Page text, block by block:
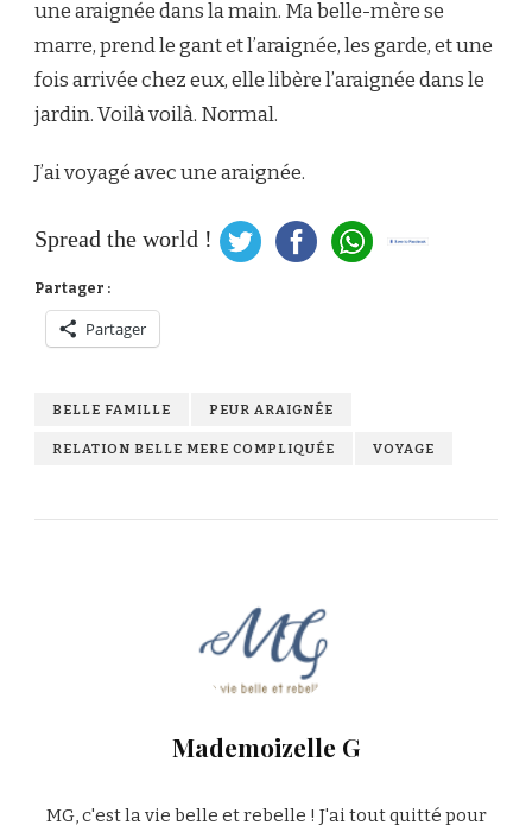
une araignée dans la main. Ma belle-mère se
marre, prend le gant et l’araignée, les garde, et une
fois arrivée chez eux, elle libère l’araignée dans le
jardin. Voilà voilà. Normal.
J’ai voyagé avec une araignée.
Spread the world !
Partager :
Partager
BELLE FAMILLE PEUR ARAIGNÉE
RELATION BELLE MERE COMPLIQUÉE VOYAGE
Mademoizelle G
MG, c'est la vie belle et rebelle ! J'ai tout quitté pour